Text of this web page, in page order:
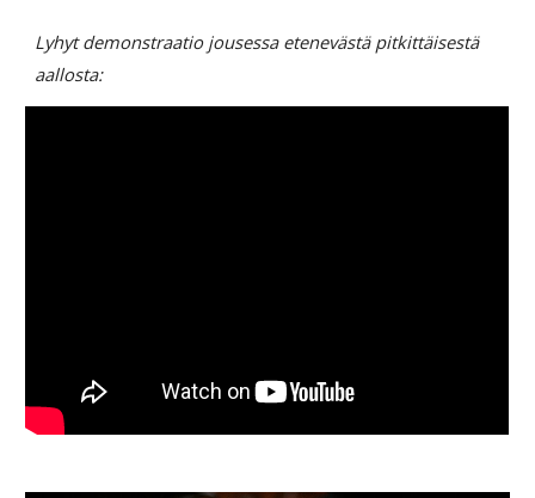
Lyhyt demonstraatio jousessa etenevästä pitkittäisestä
aallosta: